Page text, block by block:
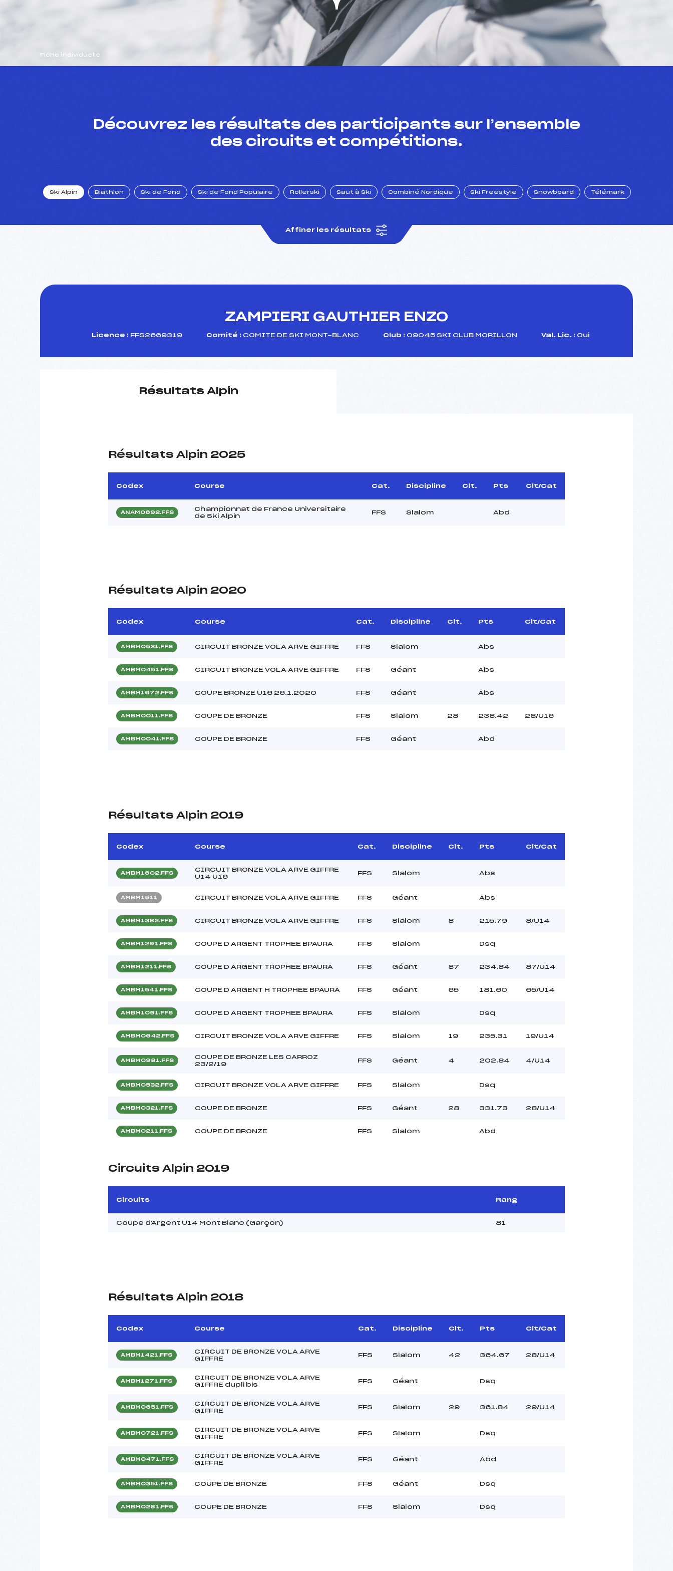
Fiche individuelle
Découvrez les résultats des participants sur l’ensemble
des circuits et compétitions.
Ski Alpin Biathlon Ski de Fond Ski de Fond Populaire Rollerski Saut à Ski Combiné Nordique Ski Freestyle Snowboard Télémark
Affiner les résultats
ZAMPIERI GAUTHIER ENZO
Licence : FFS2669319 Comité : COMITE DE SKI MONT-BLANC Club : 09045 SKI CLUB MORILLON Val. Lic. : Oui
Résultats Alpin
Résultats Alpin 2025
Codex Course Cat. Discipline Clt. Pts Clt/Cat
ANAM0692.FFS
Championnat de France Universitaire
de Ski Alpin
FFS Slalom Abd
Résultats Alpin 2020
Codex Course Cat. Discipline Clt. Pts Clt/Cat
AMBM0531.FFS CIRCUIT BRONZE VOLA ARVE GIFFRE FFS Slalom Abs
AMBM0451.FFS CIRCUIT BRONZE VOLA ARVE GIFFRE FFS Géant Abs
AMBM1672.FFS COUPE BRONZE U16 26.1.2020 FFS Géant Abs
AMBM0011.FFS COUPE DE BRONZE FFS Slalom 28 238.42 28/U16
AMBM0041.FFS COUPE DE BRONZE FFS Géant Abd
Résultats Alpin 2019
Codex Course Cat. Discipline Clt. Pts Clt/Cat
AMBM1602.FFS
CIRCUIT BRONZE VOLA ARVE GIFFRE
U14 U16
FFS Slalom Abs
AMBM1511 CIRCUIT BRONZE VOLA ARVE GIFFRE FFS Géant Abs
AMBM1382.FFS CIRCUIT BRONZE VOLA ARVE GIFFRE FFS Slalom 8 215.79 8/U14
AMBM1291.FFS COUPE D ARGENT TROPHEE BPAURA FFS Slalom Dsq
AMBM1211.FFS COUPE D ARGENT TROPHEE BPAURA FFS Géant 87 234.84 87/U14
AMBM1541.FFS COUPE D ARGENT H TROPHEE BPAURA FFS Géant 65 181.60 65/U14
AMBM1091.FFS COUPE D ARGENT TROPHEE BPAURA FFS Slalom Dsq
AMBM0642.FFS CIRCUIT BRONZE VOLA ARVE GIFFRE FFS Slalom 19 235.31 19/U14
AMBM0981.FFS
COUPE DE BRONZE LES CARROZ
23/2/19
FFS Géant 4 202.84 4/U14
AMBM0532.FFS CIRCUIT BRONZE VOLA ARVE GIFFRE FFS Slalom Dsq
AMBM0321.FFS COUPE DE BRONZE FFS Géant 28 331.73 28/U14
AMBM0211.FFS COUPE DE BRONZE FFS Slalom Abd
Circuits Alpin 2019
Circuits Rang
Coupe d'Argent U14 Mont Blanc (Garçon) 81
Résultats Alpin 2018
Codex Course Cat. Discipline Clt. Pts Clt/Cat
AMBM1421.FFS
CIRCUIT DE BRONZE VOLA ARVE
GIFFRE
FFS Slalom 42 364.67 28/U14
AMBM1271.FFS
CIRCUIT DE BRONZE VOLA ARVE
GIFFRE dupli bis
FFS Géant Dsq
AMBM0651.FFS
CIRCUIT DE BRONZE VOLA ARVE
GIFFRE
FFS Slalom 29 361.84 29/U14
AMBM0721.FFS
CIRCUIT DE BRONZE VOLA ARVE
GIFFRE
FFS Slalom Dsq
AMBM0471.FFS
CIRCUIT DE BRONZE VOLA ARVE
GIFFRE
FFS Géant Abd
AMBM0351.FFS COUPE DE BRONZE FFS Géant Dsq
AMBM0281.FFS COUPE DE BRONZE FFS Slalom Dsq